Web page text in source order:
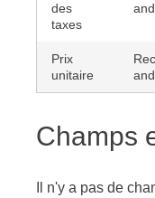
des
taxes
Prix
unitaire
Champs
Il n'y a pas de